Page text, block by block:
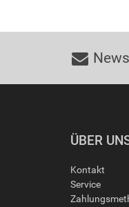
ÜBER
Kontakt
Service